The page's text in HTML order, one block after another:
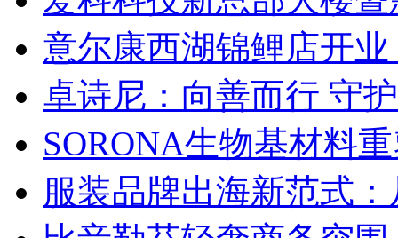
意尔康西湖锦鲤店开
卓诗尼：向善而行 守
SORONA生物基材料
服装品牌出海新范式